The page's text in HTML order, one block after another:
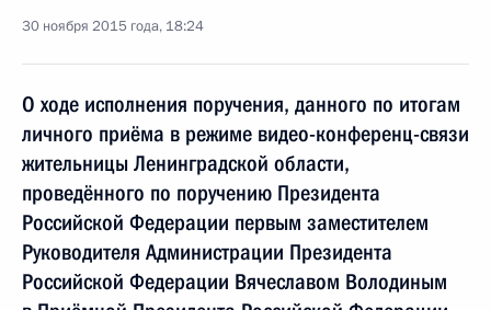
30 ноября 2015 года, 18:24
О ходе исполнения поручения, данного по итогам
личного приёма в режиме видео-конференц-связи
жительницы Ленинградской области,
проведённого по поручению Президента
Российской Федерации первым заместителем
Руководителя Администрации Президента
Российской Федерации Вячеславом Володиным